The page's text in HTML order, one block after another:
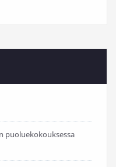
puoluekokouksessa